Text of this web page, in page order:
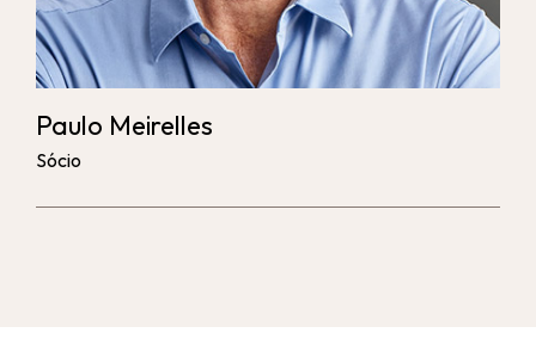
Paulo Meirelles
Sócio